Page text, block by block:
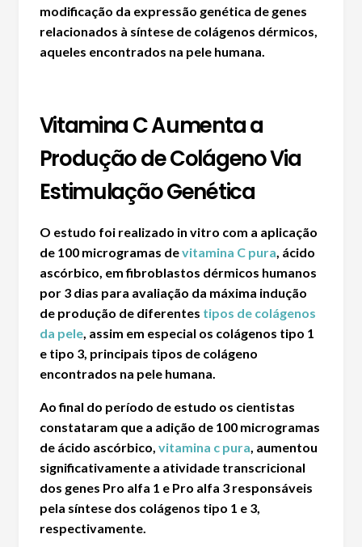
modificação da expressão genética de genes
relacionados à síntese de colágenos dérmicos
aqueles encontrados na pele humana
Vitamina C Aumenta a
Produção de Colágeno Via
Estimulação Genética
O estudo foi realizado in vitro com a aplicação
de 100 microgramas devitamina C pura, ácido
ascórbico, em fibroblastos dérmicos humanos
por 3 dias para avaliação da máxima indução
de produção de diferentes tipos de colágenos
da pele, assim em especial os colágenos tipo 1
e tipo 3, principais tipos de colágeno
encontrados na pele humana.
Ao final do período de estudo os cientistas
constataram que a adição de 100 microgramas
de ácido ascórbico, vitamina c pura, aumentou
significativamente a atividade transcricional
dos genes Pro alfa 1 e Pro alfa 3 responsáveis
pela síntese dos colágenos tipo 1 e 3,
respectivamente.